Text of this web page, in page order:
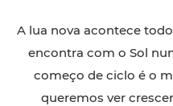
A lua nova acontece
encontra com o Sol
começo de ciclo é o
queremos ver